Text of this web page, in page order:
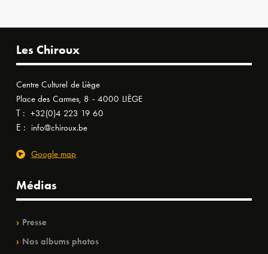
Les Chiroux
Centre Culturel de Liège
Place des Carmes, 8 - 4000 LIÈGE
T : +32(0)4 223 19 60
E : info@chiroux.be
Google map
Médias
Presse
Nos albums photos